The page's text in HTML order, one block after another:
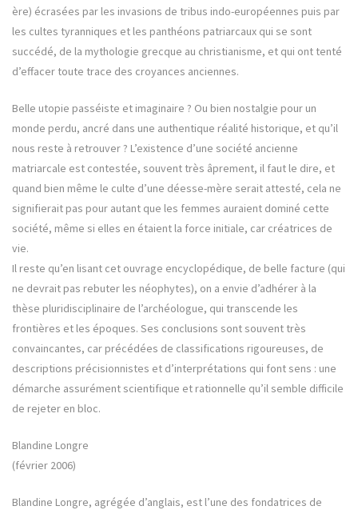
ère) écrasées par les invasions de tribus indo-européennes puis par
les cultes tyranniques et les panthéons patriarcaux qui se sont
succédé, de la mythologie grecque au christianisme, et qui ont tenté
d’effacer toute trace des croyances anciennes.
Belle utopie passéiste et imaginaire ? Ou bien nostalgie pour un
monde perdu, ancré dans une authentique réalité historique, et qu’il
nous reste à retrouver ? L’existence d’une société ancienne
matriarcale est contestée, souvent très âprement, il faut le dire, et
quand bien même le culte d’une déesse-mère serait attesté, cela ne
signifierait pas pour autant que les femmes auraient dominé cette
société, même si elles en étaient la force initiale, car créatrices de
vie.
Il reste qu’en lisant cet ouvrage encyclopédique, de belle facture (qui
ne devrait pas rebuter les néophytes), on a envie d’adhérer à la
thèse pluridisciplinaire de l’archéologue, qui transcende les
frontières et les époques. Ses conclusions sont souvent très
convaincantes, car précédées de classifications rigoureuses, de
descriptions précisionnistes et d’interprétations qui font sens : une
démarche assurément scientifique et rationnelle qu’il semble difficile
de rejeter en bloc.
Blandine Longre
(février 2006)
Blandine Longre, agrégée d’anglais, est l’une des fondatrices de